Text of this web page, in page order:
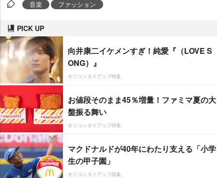
音楽 ファッション
PICK UP
向井康二イケメンすぎ！純愛『（LOVE S
ONG）』
オリコンタイアップ特集
お値段そのまま45％増量！ファミマ夏の大
盤振る舞い
オリコンタイアップ特集
マクドナルドが40年にわたり支える「小学
生の甲子園」
オリコンタイアップ特集